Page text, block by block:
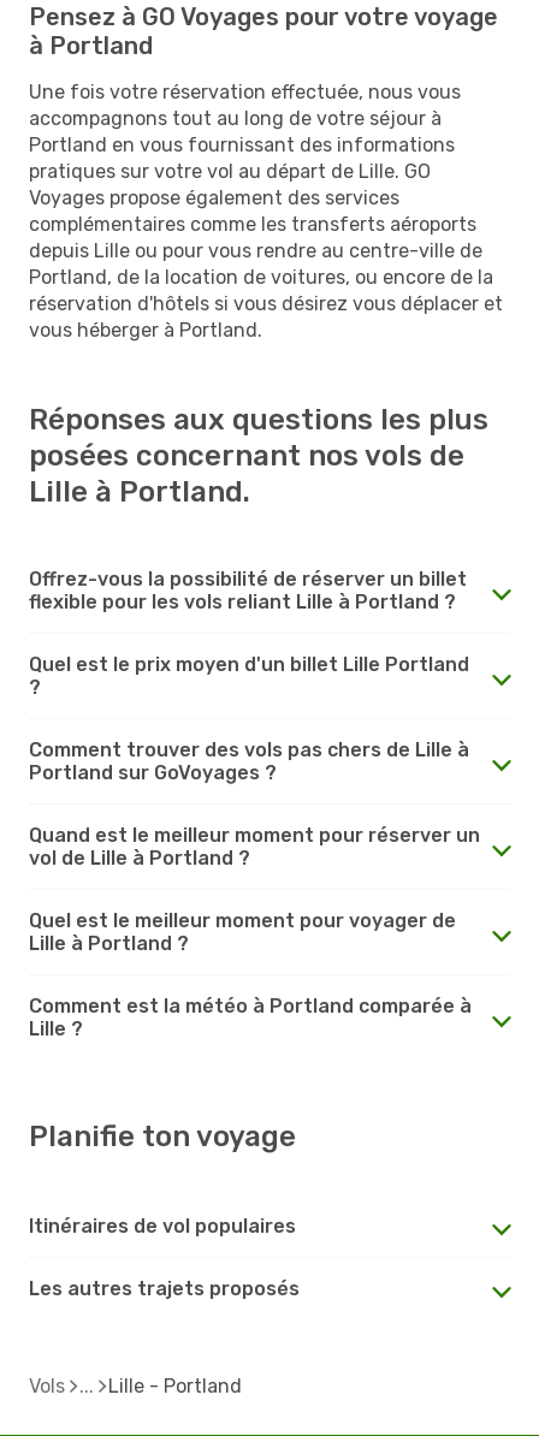
Pensez à GO Voyages pour votre voyage
à Portland
Une fois votre réservation effectuée, nous vous
accompagnons tout au long de votre séjour à
Portland en vous fournissant des informations
pratiques sur votre vol au départ de Lille. GO
Voyages propose également des services
complémentaires comme les transferts aéroports
depuis Lille ou pour vous rendre au centre-ville de
Portland, de la location de voitures, ou encore de la
réservation d'hôtels si vous désirez vous déplacer et
vous héberger à Portland.
Réponses aux questions les plus
posées concernant nos vols de
Lille à Portland.
Offrez-vous la possibilité de réserver un billet
flexible pour les vols reliant Lille à Portland ?
Quel est le prix moyen d'un billet Lille Portland
?
Comment trouver des vols pas chers de Lille à
Portland sur GoVoyages ?
Quand est le meilleur moment pour réserver un
vol de Lille à Portland ?
Quel est le meilleur moment pour voyager de
Lille à Portland ?
Comment est la météo à Portland comparée à
Lille ?
Planifie ton voyage
Itinéraires de vol populaires
Les autres trajets proposés
Vols Lille - Portland